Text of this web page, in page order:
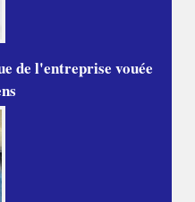
de l'entreprise vouée